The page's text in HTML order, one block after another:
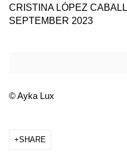
CRISTINA LÓPEZ
SEPTEMBER 2023
Open a larger version of
© Ayka Lux
SHARE